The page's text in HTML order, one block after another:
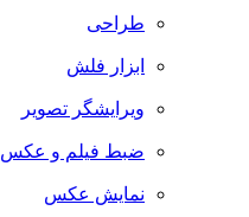
طراحی
ابزار فلش
ویرایشگر تصویر
ضبط فيلم و عكس
نمایش عکس